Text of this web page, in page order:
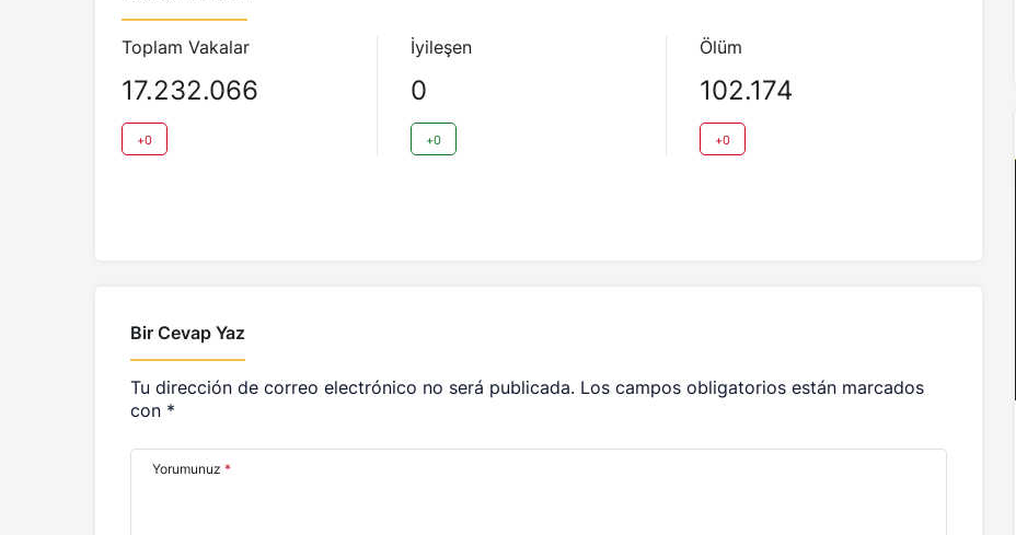
Toplam Vakalar
17.232.066
+0
İyileşen
0
+0
Ölüm
102.174
+0
Bir Cevap Yaz
Tu dirección de correo electrónico no será publicada. Los campos obligatorios están marcados
con *
Yorumunuz *